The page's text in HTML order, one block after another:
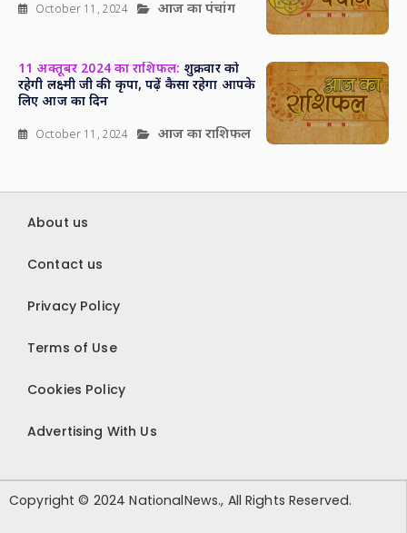
October 11, 2024 आज का पंचांग
11 अक्तूबर 2024 का राशिफल: शुक्रवार को
रहेगी लक्ष्मी जी की कृपा, पढ़ें कैसा रहेगा आपके
लिए आज का दिन
October 11, 2024 आज का राशिफल
About us
Contact us
Privacy Policy
Terms of Use
Cookies Policy
Advertising With Us
Copyright © 2024 NationalNews., All Rights Reserved.